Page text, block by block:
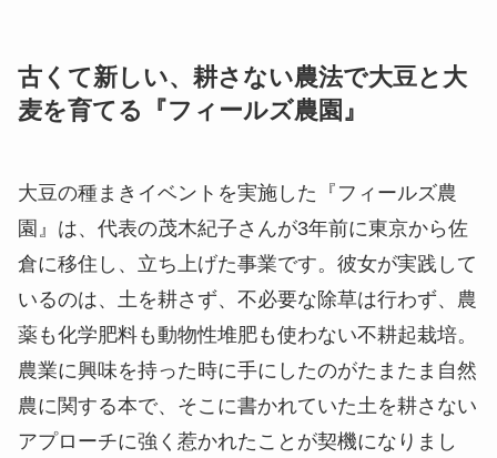
古くて新しい、耕さない農法で大豆と大
麦を育てる『フィールズ農園』
大豆の種まきイベントを実施した『フィールズ農
園』は、代表の茂木紀子さんが3年前に東京から佐
倉に移住し、立ち上げた事業です。彼女が実践して
いるのは、土を耕さず、不必要な除草は行わず、農
薬も化学肥料も動物性堆肥も使わない不耕起栽培。
農業に興味を持った時に手にしたのがたまたま自然
農に関する本で、そこに書かれていた土を耕さない
アプローチに強く惹かれたことが契機になりまし